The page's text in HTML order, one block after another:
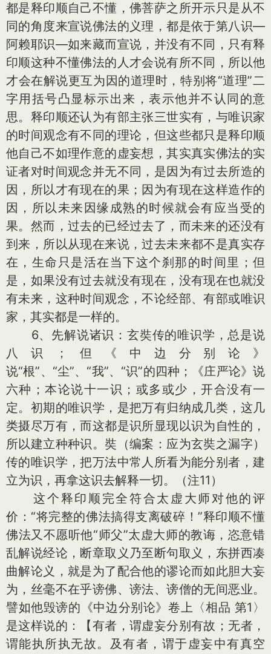
都是释印顺自己不懂，佛菩萨之所开示只是从不
同的角度来宣说佛法的义理，都是依于第八识—
阿赖耶识—如来藏而宣说，并没有不同，只有释
印顺这种不懂佛法的人才会说有所不同，所以他
才会在解说更互为因的道理时，特别将“道理”二
字用括号凸显标示出来，表示他并不认同的意
思。释印顺还认为有部主张三世实有，与唯识家
的时间观念有不同的理论，但这些都只是释印顺
他自己不如理作意的虚妄想，其实真实佛法的实
证者对时间观念并无不同，是因为有过去所造的
因，所以才有现在的果；因为有现在这样造作的
因，所以未来因缘成熟的时候就会有应当受的
果。然而，过去的已经过去了，而未来的还没有
到来，所以从现在来说，过去未来都不是真实存
在，生命只是活在当下这个刹那的时间里；但
是，如果没有过去就没有现在，没有现在也就没
有未来，这种时间观念，不论经部、有部或唯识
家，其实都是一样的。
6、先解说诸识：玄奘传的唯识学，总是说
八识；但《中边分别论》
说“根”、“尘”、“我”、“识”的四种；《庄严论》说
六种；本论说十一识；或多或少，开合没有一
定。初期的唯识学，是把万有归纳成几类，这几
类摄尽万有，而这都是识所显现以识为自性的，
所以建立种种识。奘（编案：应为玄奘之漏字）
传的唯识学，把万法中常人所看为能分别者，建
立为识，再拿这识去解释一切。（注11）
这个释印顺完全符合太虚大师对他的评
价：“将完整的佛法搞得支离破碎！”释印顺不懂
佛法又不愿听他“师父”太虚大师的教诲，恣意错
乱解说经论，断章取义乃至断句取义，东拼西凑
曲解论义，就是为了配合他的谬论而如此胆大妄
为，丝毫不在乎谤佛、谤法、谤僧的无间恶业。
譬如他毁谤的《中边分别论》卷上〈相品 第1〉
是这样说的：【有者，谓虚妄分别有故；无者，
谓能执所执无故。及有者，谓于虚妄中有真空